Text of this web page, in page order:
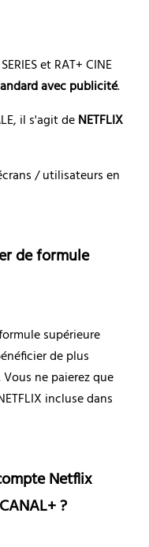
et RAT+ CINE
avec publicité.
il s'agit de NETFLIX
/ utilisateurs en
de formule
supérieure
de plus
ne paierez que
incluse dans
Netflix
?